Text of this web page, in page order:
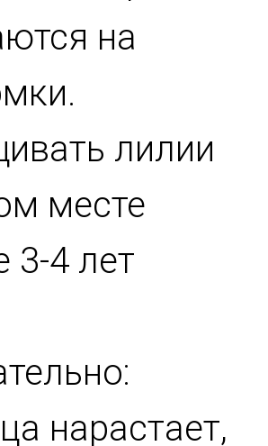
на
лилии
месте
3-4 лет
нарастает,